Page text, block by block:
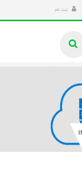
ثبت نام